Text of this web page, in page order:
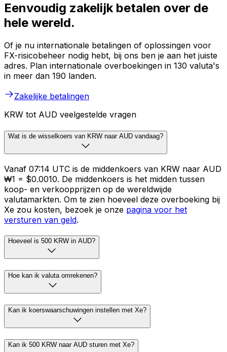
Eenvoudig zakelijk betalen over de
hele wereld.
Of je nu internationale betalingen of oplossingen voor
FX-risicobeheer nodig hebt, bij ons ben je aan het juiste
adres. Plan internationale overboekingen in 130 valuta's
in meer dan 190 landen.
Zakelijke betalingen
KRW tot AUD veelgestelde vragen
Wat is de wisselkoers van KRW naar AUD vandaag?
Vanaf 07:14 UTC is de middenkoers van KRW naar AUD
₩1 = $0.0010. De middenkoers is het midden tussen
koop- en verkoopprijzen op de wereldwijde
valutamarkten. Om te zien hoeveel deze overboeking bij
Xe zou kosten, bezoek je onze pagina voor het
versturen van geld.
Hoeveel is 500 KRW in AUD?
Hoe kan ik valuta omrekenen?
Kan ik koerswaarschuwingen instellen met Xe?
Kan ik 500 KRW naar AUD sturen met Xe?